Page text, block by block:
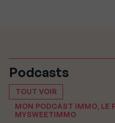
Podcasts
TOUT VOIR
MON PODCAST IMMO, LE
MYSWEETIMMO